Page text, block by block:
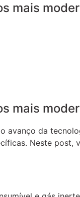
mais
mais
avanço da
Neste post,